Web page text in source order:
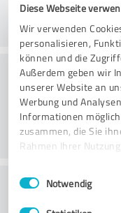
Diese Webseite
Wir verwenden
personalisieren,
können und die
Außerdem geben wir
unserer Website an
Werbung und
Informationen
zusammen, die Sie
Rahmen Ihrer
Impressum
Einwilligungsauswahl
Notwendig